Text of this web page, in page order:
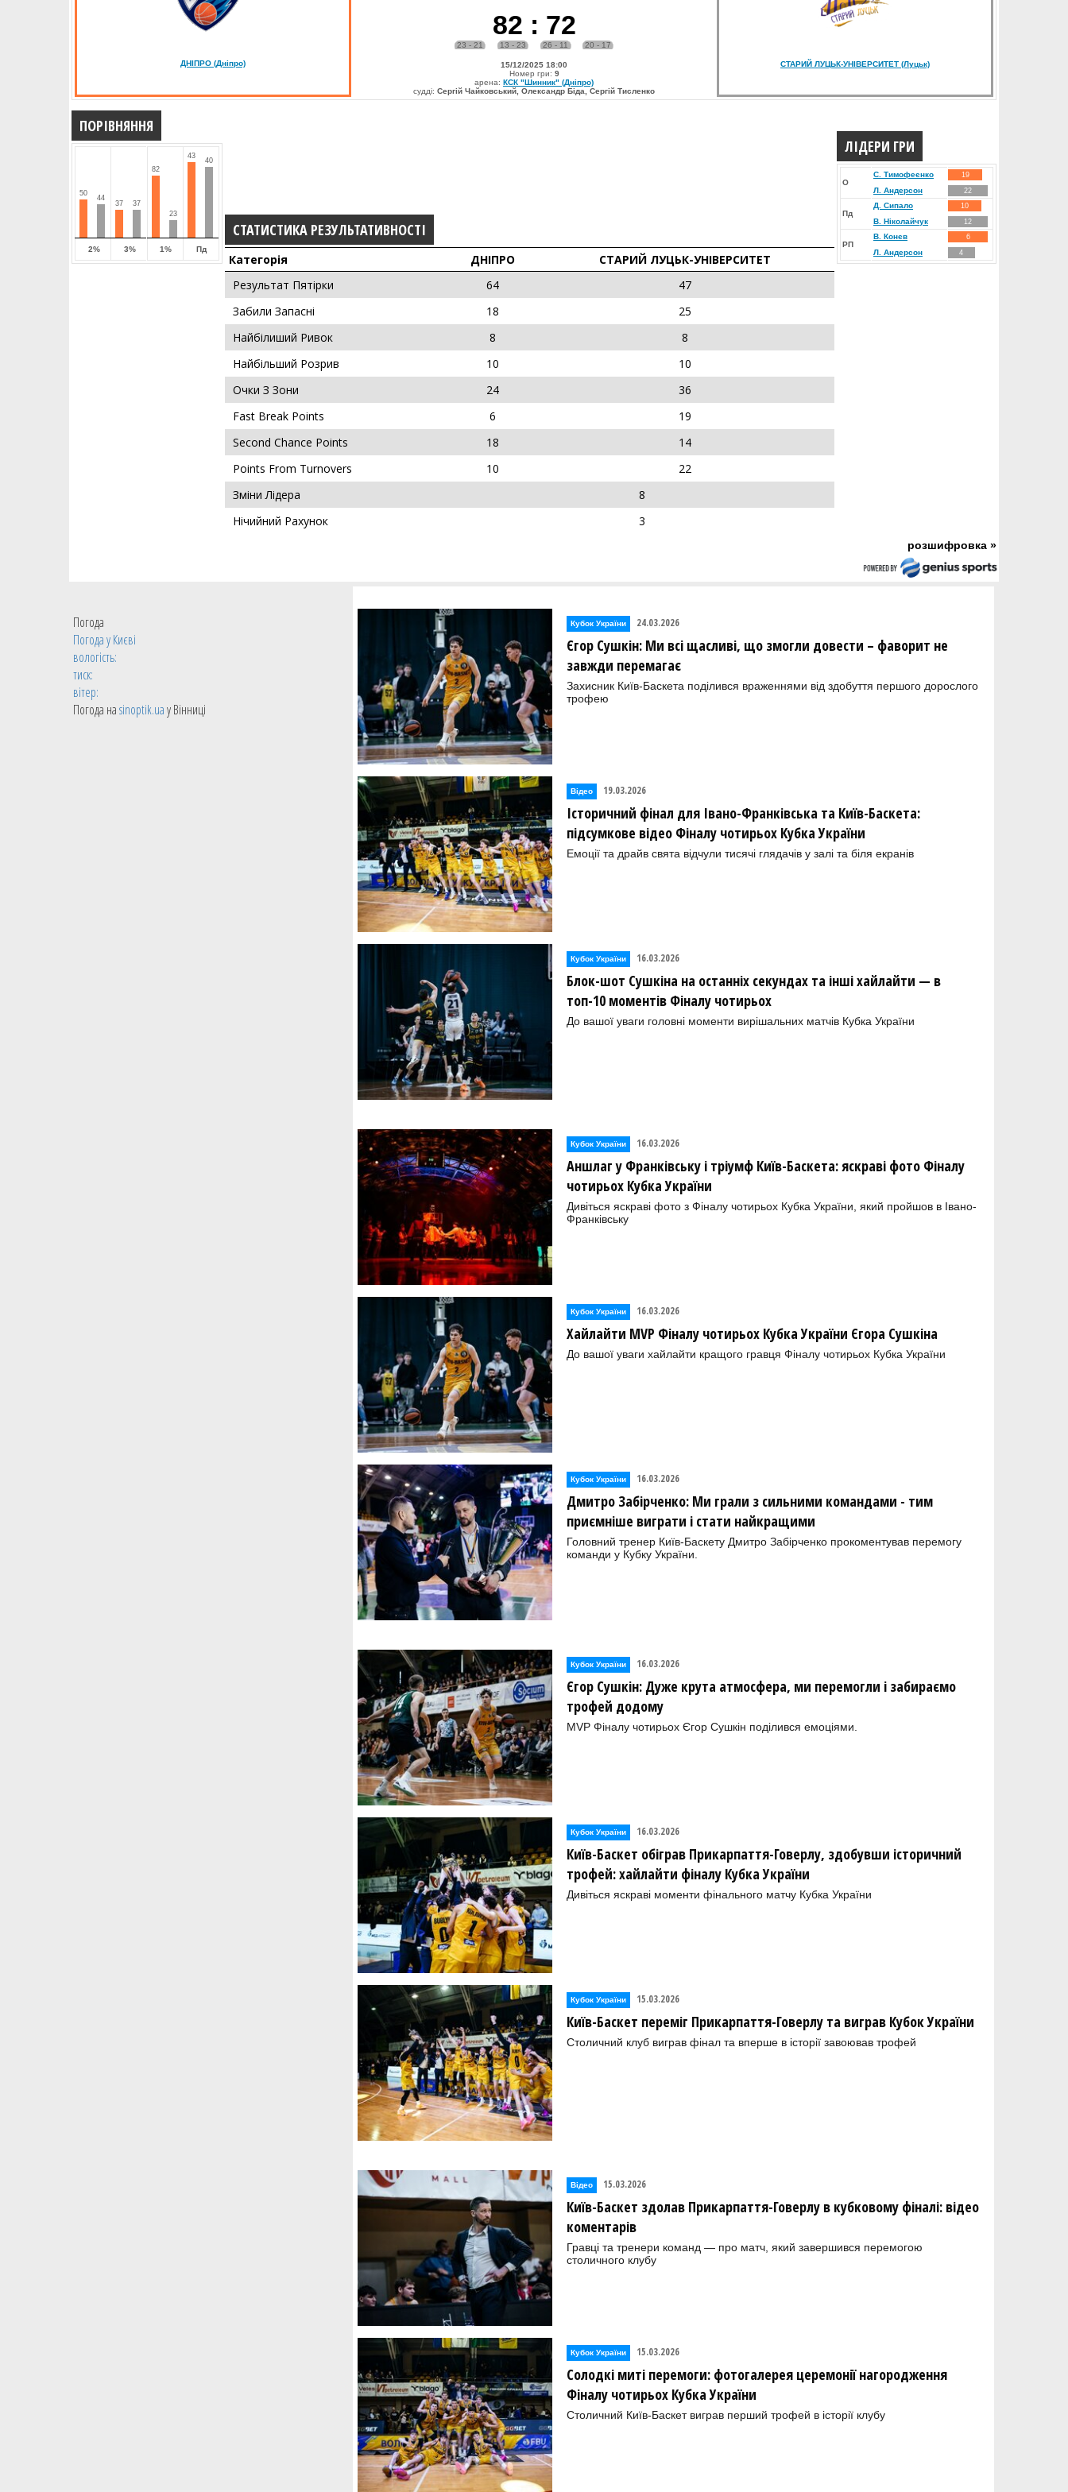
ДНІПРО (Дніпрo)
82 : 72
23 - 21 13 - 23 26 - 11 20 - 17
15/12/2025 18:00
Номер гри: 9
арена: КСК "Шинник" (Дніпро)
судді: Сергій Чайковський, Олександр Біда, Сергій Тисленко
СТАРИЙ ЛУЦЬК-УНІВЕРСИТЕТ (Луцьк)
ПОРІВНЯННЯ
50
44
2%
37 37
3%
82
23
1%
43
40
Пд
СТАТИСТИКА РЕЗУЛЬТАТИВНОСТІ
Категорія ДНІПРО
СТАРИЙ ЛУЦЬК-УНІВЕРСИТЕТ
Результат Пятірки
64
47
Забили Запасні
18
25
Найбілиший Ривок
8
8
Найбільший Розрив
10
10
Очки З Зони
24
36
Fast Break Points
6
19
Second Chance Points
18
14
Points From Turnovers
10
22
Зміни Лідера
8
Нічийний Рахунок
3
ЛІДЕРИ ГРИ
О
С. Тимофеєнко 19
Л. Андерсон 22
Пд
Д. Сипало 10
В. Нiколайчук 12
РП
В. Конєв 6
Л. Андерсон 4
розшифровка »
Погода
Погода уКиєві
вологість:
тиск:
вітер:
Погода наsinoptik.uaу Вінниці
Кубок України 24.03.2026
Єгор Сушкін: Ми всі щасливі, що змогли довести – фаворит не
завжди перемагає
Захисник Київ-Баскета поділився враженнями від здобуття першого дорослого
трофею
Відео 19.03.2026
Історичний фінал для Івано-Франківська та Київ-Баскета:
підсумкове відео Фіналу чотирьох Кубка України
Емоції та драйв свята відчули тисячі глядачів у залі та біля екранів
Кубок України 16.03.2026
Блок-шот Сушкіна на останніх секундах та інші хайлайти — в
топ-10 моментів Фіналу чотирьох
До вашої уваги головні моменти вирішальних матчів Кубка України
Кубок України 16.03.2026
Аншлаг у Франківську і тріумф Київ-Баскета: яскраві фото Фіналу
чотирьох Кубка України
Дивіться яскраві фото з Фіналу чотирьох Кубка України, який пройшов в Івано-
Франківську
Кубок України 16.03.2026
Хайлайти MVP Фіналу чотирьох Кубка України Єгора Сушкіна
До вашої уваги хайлайти кращого гравця Фіналу чотирьох Кубка України
Кубок України 16.03.2026
Дмитро Забірченко: Ми грали з сильними командами - тим
приємніше виграти і стати найкращими
Головний тренер Київ-Баскету Дмитро Забірченко прокоментував перемогу
команди у Кубку України.
Кубок України 16.03.2026
Єгор Сушкін: Дуже крута атмосфера, ми перемогли і забираємо
трофей додому
MVP Фіналу чотирьох Єгор Сушкін поділився емоціями.
Кубок України 16.03.2026
Київ-Баскет обіграв Прикарпаття-Говерлу, здобувши історичний
трофей: хайлайти фіналу Кубка України
Дивіться яскраві моменти фінального матчу Кубка України
Кубок України 15.03.2026
Київ-Баскет переміг Прикарпаття-Говерлу та виграв Кубок України
Столичний клуб виграв фінал та вперше в історії завоював трофей
Відео 15.03.2026
Київ-Баскет здолав Прикарпаття-Говерлу в кубковому фіналі: відео
коментарів
Гравці та тренери команд — про матч, який завершився перемогою
столичного клубу
Кубок України 15.03.2026
Солодкі миті перемоги: фотогалерея церемонії нагородження
Фіналу чотирьох Кубка України
Столичний Київ-Баскет виграв перший трофей в історії клубу